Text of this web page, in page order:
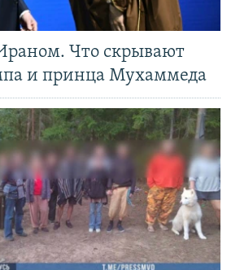
Что скрывают
и принца Мухаммеда